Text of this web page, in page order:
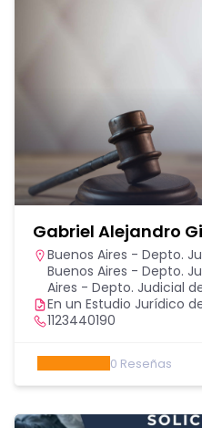
Gabriel Alejandro
Buenos Aires - Depto.
Buenos Aires - Depto.
Aires - Depto. Judicial
En un Estudio Jurídico
1123440190
0 Reseñas